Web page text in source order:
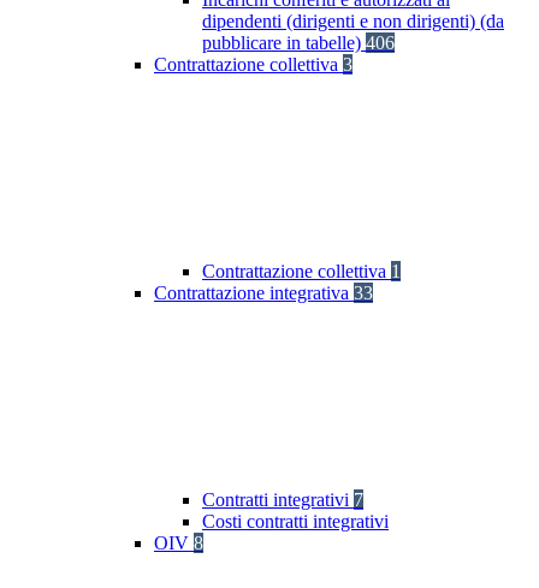
dipendenti (dirigenti e non dirigenti) (da
pubblicare in tabelle) 406
Contrattazione collettiva 3
Contrattazione collettiva 1
Contrattazione integrativa 33
Contratti integrativi 7
Costi contratti integrativi
OIV 8